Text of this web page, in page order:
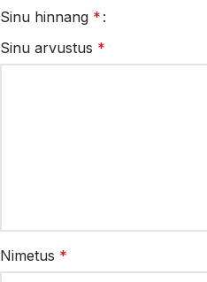
Sinu hinnang *
Sinu arvustus *
Nimetus *